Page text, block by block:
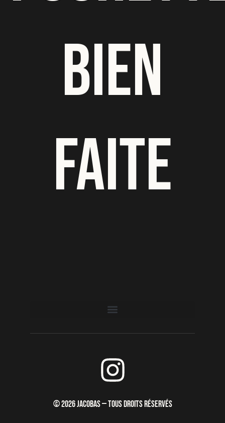
BIEN
FAITE
I
n
s
© 2026 JACOBAS — TOUS DROITS RÉSERVÉS